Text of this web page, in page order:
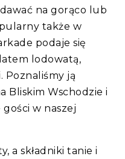
na gorąco lub
także w
podaje się
lodowatą,
Poznaliśmy ją
Bliskim Wschodzie i
w naszej
a składniki tanie i